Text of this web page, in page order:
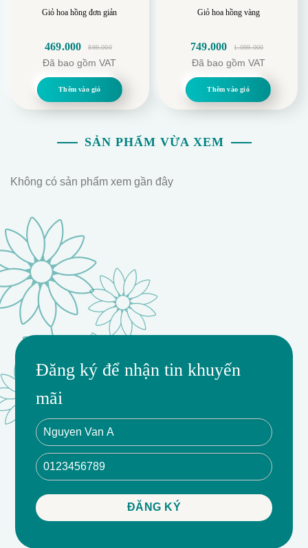
Giỏ hoa hồng đơn giản
899.000
gốc
469.000
hiện
Đã bao gồm VAT
Thêm vào giỏ
Giỏ hoa hồng vàng
1.099.000
gốc
là:
1.099.000.
749.000
hiện
tại
là:
Đã bao gồm VAT
Thêm vào giỏ
SẢN PHẨM VỪA XEM
Không có sản phẩm xem gần đây
Đăng ký để nhận tin khuyến
mãi